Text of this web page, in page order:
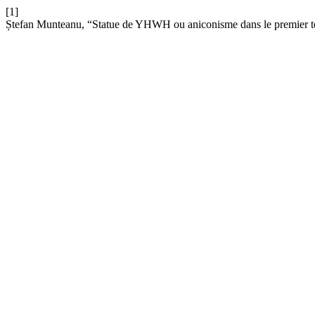
[1]
Ștefan Munteanu, “Statue de YHWH ou aniconisme dans le premier